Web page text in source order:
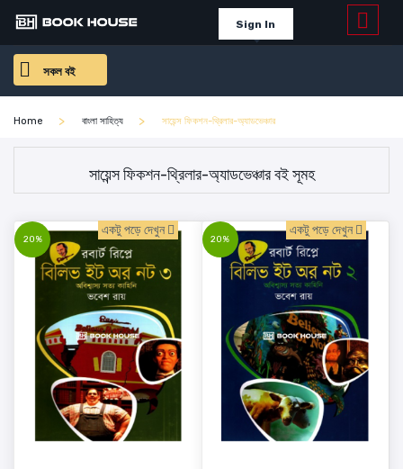
Sign In
সকল বই
Home বাংলা সাহিত্য সায়েন্স ফিকশন-থ্রিলার-অ্যাডভেঞ্চার
সায়েন্স ফিকশন-থ্রিলার-অ্যাডভেঞ্চার বই সূমহ
20%
একটু পড়ে দেখুন
20%
একটু পড়ে দেখুন